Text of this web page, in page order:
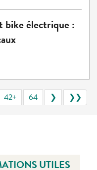
bike électrique :
42+ 64 ❯ ❯❯
UTILES